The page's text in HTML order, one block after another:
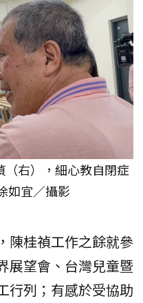
（右），細心教自閉症
如宜／攝影
陳桂禎工作之餘就參
展望會、台灣兒童暨
行列；有感於受協助